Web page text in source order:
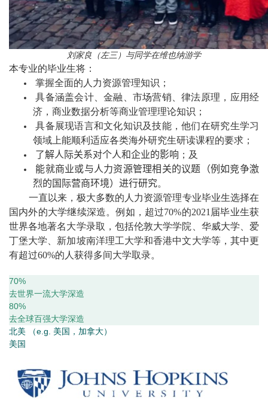
刘家良（左三）与同学在维也纳游学
本专业的毕业生将：
掌握全面的人力资源管理知识；
具备涵盖会计、金融、市场营销、律法原理，应用经
济，商业数据分析等商业管理理论知识；
具备展现语言和文化知识及技能，他们在研究生学习
领域上能顺利适应各类海外研究生研读课程的要求；
了解人际关系对个人和企业的影响 ；及
能就商业或与人力资源管理相关的议题（例如竞争激
烈的国际营商环境）进行研究。
一直以来，极大多数的 人力资源管理专业毕业生选择在
国内外的大学继续深造。例如，超过70%的2021届毕业生获
世界各地著名大学录取，包括伦敦大学学院、华威大学、爱
丁堡大学、新加坡南洋理工大学和香港中文大学等，其中更
有超过60%的人 获得多间大学取录。
70%
去世界一流大学深造
80%
去全球百强大学深造
北美 （e.g. 美国，加拿大）
美国